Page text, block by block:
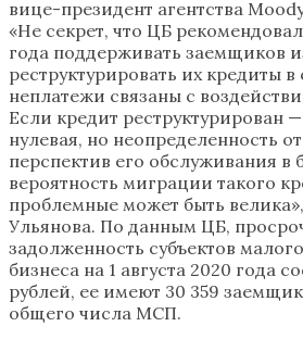
вице-президент агентства
«Не секрет, что ЦБ
года поддерживать заемщиков
реструктурировать их кредиты в
неплатежи связаны с
Если кредит реструктурирован
нулевая, но неопределенность
перспектив его обслуживания в
вероятность миграции такого
проблемные может быть
Ульянова. По данным ЦБ,
задолженность субъектов
бизнеса на 1 августа 2020 года
рублей, ее имеют 30 359
общего числа МСП.